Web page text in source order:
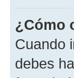
¿Cómo
Cuando
debes